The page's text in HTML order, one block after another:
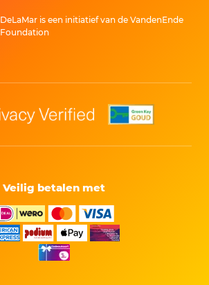
DeLaMar is een initiatief van de VandenEnde
Foundation
Veilig betalen met